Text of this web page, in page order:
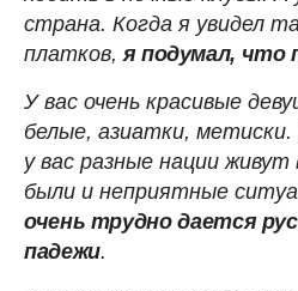
страна. Когда я увидел
платков, я подумал, что
У вас очень красивые
белые, азиатки,
у вас разные нации живут
были и неприятные
очень трудно дается
падежи.